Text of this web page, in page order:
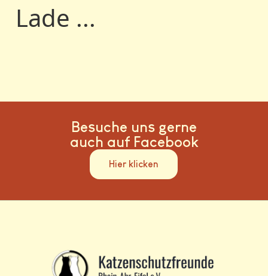
Lade ...
Besuche uns gerne
auch auf Facebook
Hier klicken